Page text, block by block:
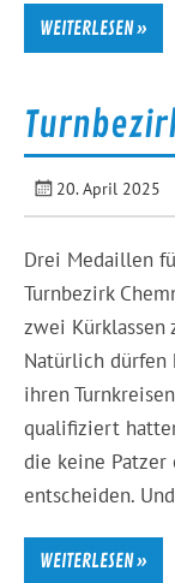
WEITERLESEN »
20. April 2025
Drei Medaillen
Turnbezirk
zwei Kürklassen
Natürlich dürfen
ihren
qualifiziert
die keine Patzer
entscheiden.
WEITERLESEN »